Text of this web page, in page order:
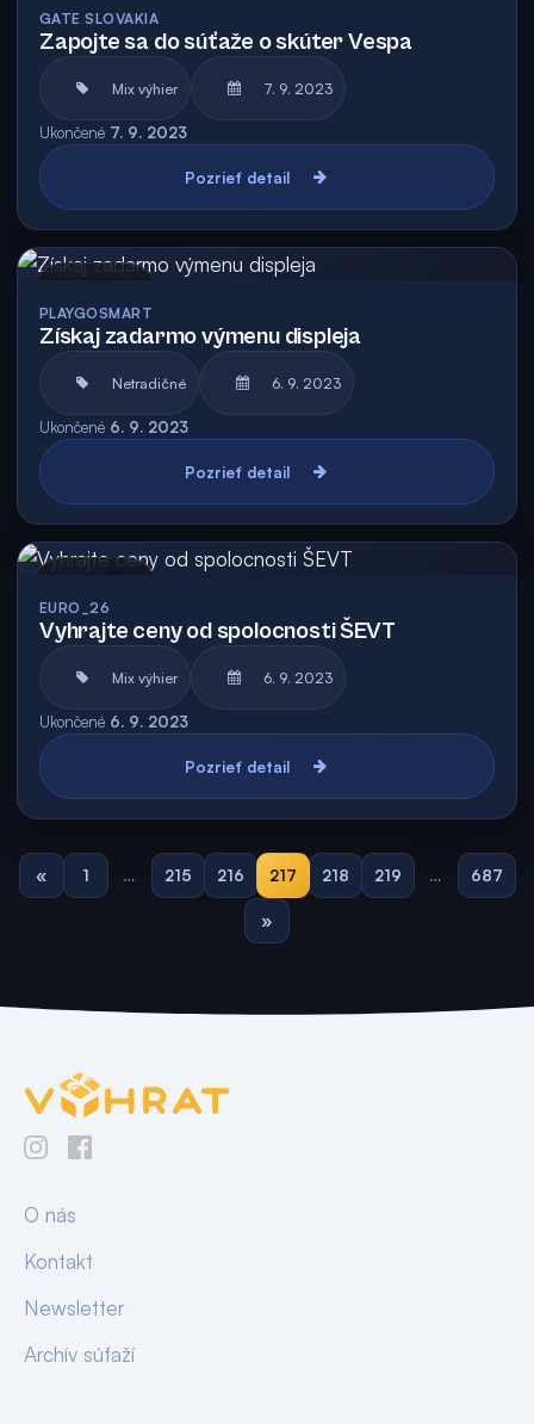
GATE SLOVAKIA
Zapojte sa do súťaže o skúter Vespa
Mix výhier 7. 9. 2023
Ukončené 7. 9. 2023
Pozrieť detail
PLAYGOSMART
Získaj zadarmo výmenu displeja
Netradičné 6. 9. 2023
Ukončené 6. 9. 2023
Pozrieť detail
EURO_26
Vyhrajte ceny od spolocnosti ŠEVT
Mix výhier 6. 9. 2023
Ukončené 6. 9. 2023
Pozrieť detail
« 1 … 215 216 217 218 219 … 687
»
O nás
Kontakt
Newsletter
Archív súťaží